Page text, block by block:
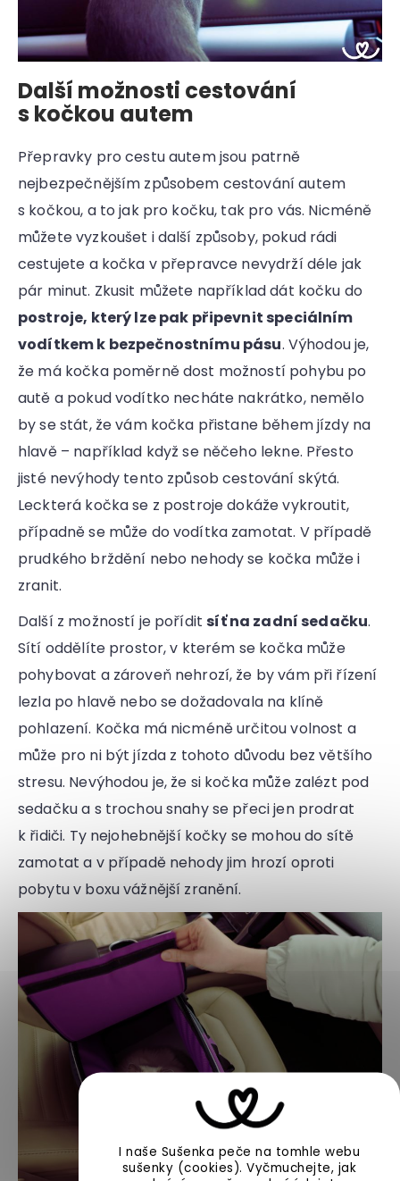
I naše Sušenka peče na tomhle webu
sušenky (cookies).Vyčmuchejte, jak
Další možnosti cestování
s kočkou autem
Přepravky pro cestu autem jsou patrně
nejbezpečnějším způsobem cestování autem
s kočkou, a to jak pro kočku, tak pro vás. Nicméně
můžete vyzkoušet i další způsoby, pokud rádi
cestujete a kočka v přepravce nevydrží déle jak
pár minut. Zkusit můžete například dát kočku do
postroje, který lze pak připevnit speciálním
vodítkem k bezpečnostnímu pásu. Výhodou je,
že má kočka poměrně dost možností pohybu po
autě a pokud vodítko necháte nakrátko, nemělo
by se stát, že vám kočka přistane během jízdy na
hlavě – například když se něčeho lekne. Přesto
jisté nevýhody tento způsob cestování skýtá.
Leckterá kočka se z postroje dokáže vykroutit,
případně se může do vodítka zamotat. V případě
prudkého brždění nebo nehody se kočka může i
zranit.
Další z možností je poříditsíť na zadní sedačku.
Sítí oddělíte prostor, v kterém se kočka může
pohybovat a zároveň nehrozí, že by vám při řízení
lezla po hlavě nebo se dožadovala na klíně
pohlazení. Kočka má nicméně určitou volnost a
může pro ni být jízda z tohoto důvodu bez většího
stresu. Nevýhodou je, že si kočka může zalézt pod
sedačku a s trochou snahy se přeci jen prodrat
k řidiči. Ty nejohebnější kočky se mohou do sítě
zamotat a v případě nehody jim hrozí oproti
pobytu v boxu vážnější zranění.